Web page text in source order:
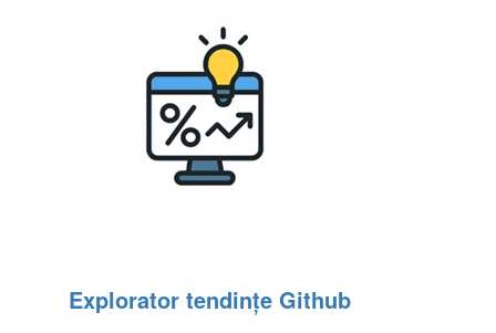
Explorator tendințe Github